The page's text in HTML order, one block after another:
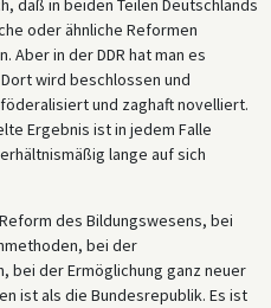
daß in beiden Teilen Deutschlands
oder ähnliche Reformen
in der DDR hat man es
wird beschlossen und
und zaghaft novelliert.
Ergebnis ist in jedem Falle
lange auf sich
des Bildungswesens, bei
bei der
bei der Ermöglichung ganz neuer
ist als die Bundesrepublik. Es ist